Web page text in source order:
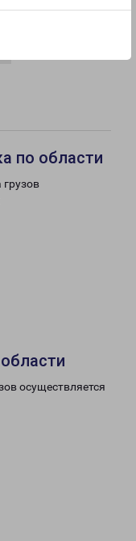
с 09:00 до
по области
осуществляется